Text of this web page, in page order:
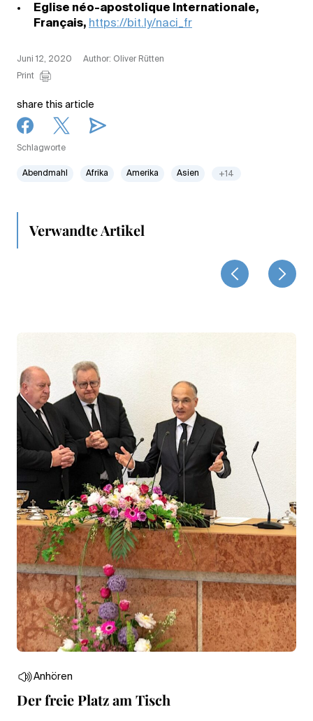
Eglise néo-apostolique Internationale,
Français, https://bit.ly/naci_fr
Juni 12, 2020
Author: Oliver Rütten
Print
share this article
Schlagworte
Abendmahl Afrika Amerika Asien +14
Verwandte Artikel
Anhören
Der freie Platz am Tisch